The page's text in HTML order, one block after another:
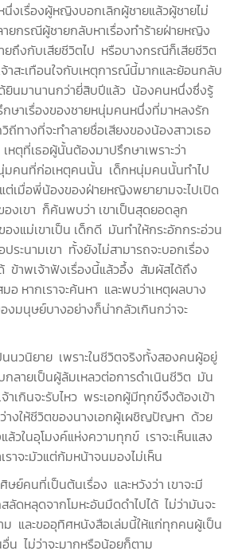
งเรื่องผู้หญิงบอกเลิกผู้ชายแล้วผู้ชายไม่
ยกรณีผู้ชายกลับหาเรื่องทำร้ายฝ่ายหญิง
ถึงกับเสียชีวิตไป หรือบางกรณีก็เสียชีวิต
สะเทือนใจกับเหตุการณ์นี้มากและย้อนกลับ
ยินมานานกว่ายี่สิบปีแล้ว น้องคนหนึ่งซึ่งรู้
ษาเรื่องของชายหนุ่มคนหนึ่งที่มาหลงรัก
ถีทางที่จะทำลายชื่อเสียงของน้องสาวเธอ
หตุที่เธอผู้นั้นต้องมาปรึกษาเพราะว่า
มคนที่ก่อเหตุคนนั้น เด็กหนุ่มคนนั้นทำไป
เมื่อพี่น้องของฝ่ายหญิงพยายามจะไปเปิด
องเขา ก็ค้นพบว่า เขาเป็นสุดยอดลูก
แม่เขาเป็น เด็กดี มันทำให้กระอักกระอ่วน
ระนามเขา ทั้งยังไม่สามารถจะบอกเรื่อง
ข้าพเจ้าฟังเรื่องนี้แล้วอึ้ง สัมผัสได้ถึง
อ หากเราจะค้นหา และพบว่าเหตุผลบาง
งมนุษย์บางอย่างก็น่ากลัวเกินกว่าจะ
นนวนิยาย เพราะในชีวิตจริงทั้งสองคนผู้อยู่
ลายเป็นผู้ล้มเหลวต่อการดำเนินชีวิต มัน
าเกินจะรับไหว พระเอกผู้มีทุกข์จึงต้องเข้า
างให้ชีวิตของนางเอกผู้เผชิญปัญหา ด้วย
ล้วในอุโมงค์แห่งความทุกข์ เราจะเห็นแสง
ราจะมัวแต่ก้มหน้าจนมองไม่เห็น
ย์คนที่เป็นต้นเรื่อง และหวังว่า เขาจะมี
ดหลุดจากโมหะอันมืดดำไปได้ ไม่ว่ามันจะ
ม และขออุทิศหนังสือเล่มนี้ให้แก่ทุกคนผู้เป็น
น ไม่ว่าจะมากหรือน้อยก็ตาม